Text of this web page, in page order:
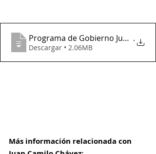
Programa de Gobierno Juan Camilo
.
Descargar • 2.06MB
Más información relacionada con